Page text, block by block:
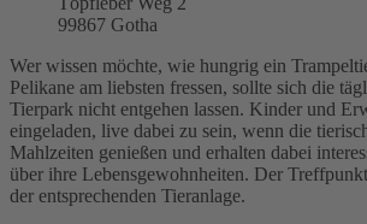
99867 Gotha
Wer wissen möchte, wie hungrig ein
Pelikane am liebsten fressen, sollte sich die
Tierpark nicht entgehen lassen. Kinder und
eingeladen, live dabei zu sein, wenn die
Mahlzeiten genießen und erhalten dabei
über ihre Lebensgewohnheiten. Der
der entsprechenden Tieranlage.